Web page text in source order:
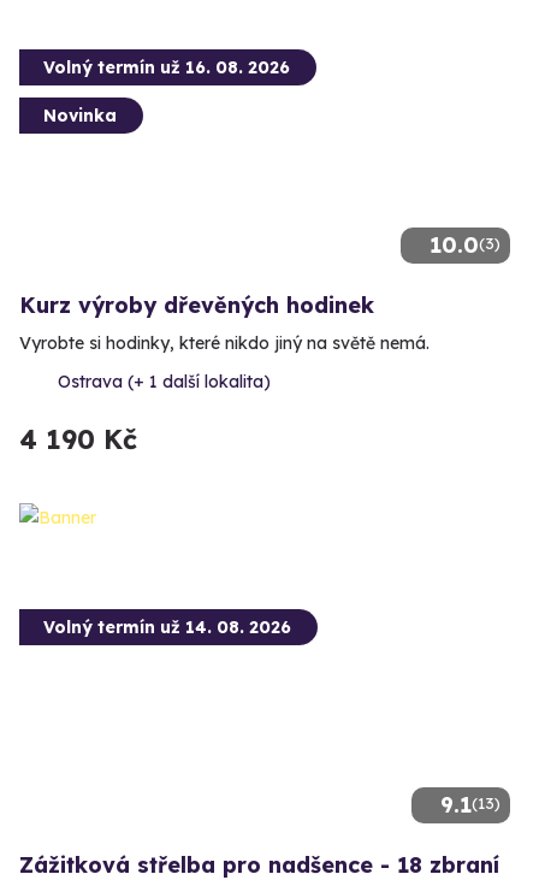
10.0(3)
Volný termín už 16. 08. 2026
Novinka
Kurz výroby dřevěných hodinek
Vyrobte si hodinky, které nikdo jiný na světě nemá.
Ostrava (+ 1 další lokalita)
4 190 Kč
9.1(13)
Volný termín už 14. 08. 2026
Zážitková střelba pro nadšence - 18 zbraní